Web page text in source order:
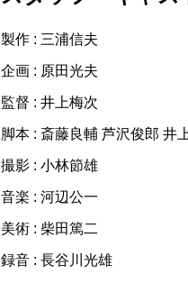
製作 : 三浦信夫
企画 : 原田光夫
監督 : 井上梅次
脚本 : 斎藤良輔 芦沢俊郎 井
撮影 : 小林節雄
音楽 : 河辺公一
美術 : 柴田篤二
録音 : 長谷川光雄